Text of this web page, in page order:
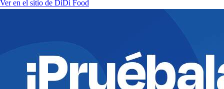
Ver en el sitio de DiDi Food